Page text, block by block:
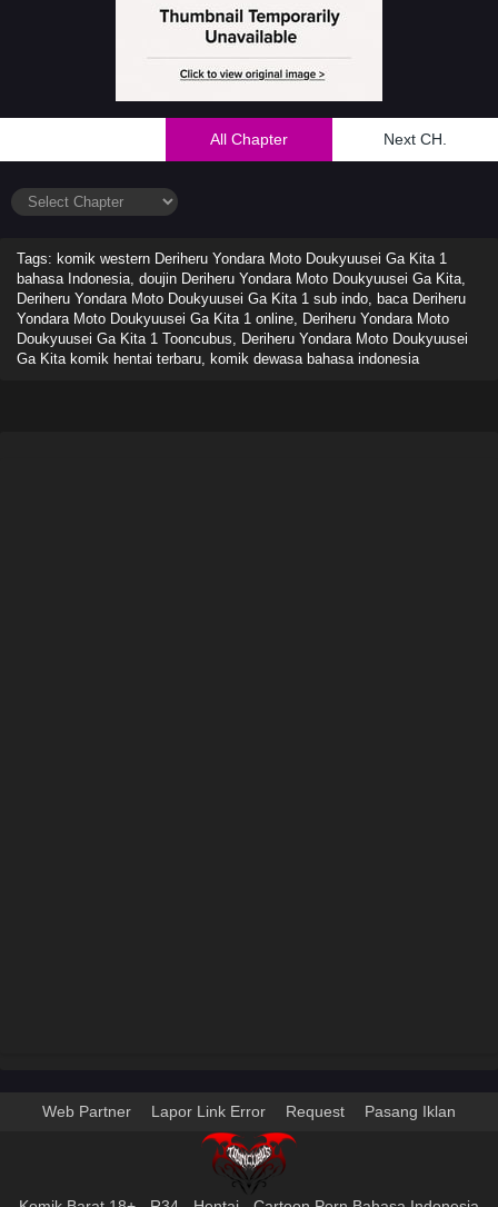
All Chapter Next CH.
Tags: komik western Deriheru Yondara Moto Doukyuusei Ga Kita 1
bahasa Indonesia, doujin Deriheru Yondara Moto Doukyuusei Ga Kita,
Deriheru Yondara Moto Doukyuusei Ga Kita 1 sub indo, baca Deriheru
Yondara Moto Doukyuusei Ga Kita 1 online, Deriheru Yondara Moto
Doukyuusei Ga Kita 1 Tooncubus, Deriheru Yondara Moto Doukyuusei
Ga Kita komik hentai terbaru, komik dewasa bahasa indonesia
Web Partner Lapor Link Error Request Pasang Iklan